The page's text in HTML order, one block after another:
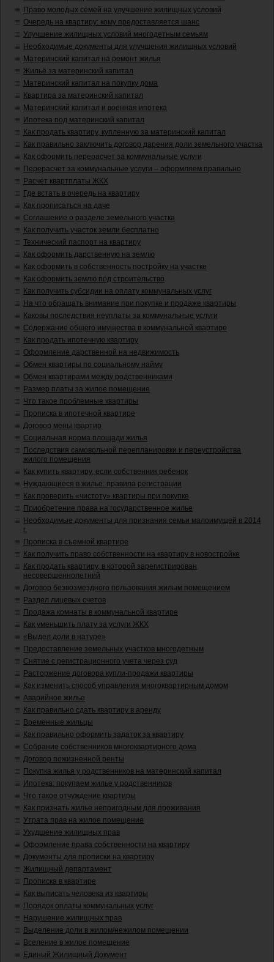
Право молодых семей на улучшение жилищных условий
Очередь на квартиру: кому предоставляется шанс
Улучшение жилищных условий многодетным семьям
Необходимые документы для улучшения жилищных условий
Материнский капитал на ремонт жилья
Жильё за материнский капитал
Материнский капитал на покупку дома
Квартира за материнский капитал
Материнский капитал и военная ипотека
Ипотека под материнский капитал
Как продать квартиру, купленную за материнский капитал
Как правильно заключить договор дарения доли земельного участка
Как оформить перерасчет за коммунальные услуги
Перерасчет за коммунальные услуги – оформляем правильно
Расчет квартплаты ЖКХ
Где встать в очередь на квартиру
Как прописаться на даче
Соглашение о разделе земельного участка
Как получить участок земли бесплатно
Технический паспорт на квартиру
Как оформить дарственную на землю
Как оформить в собственность постройку на участке
Как оформить землю под строительство
Как получить субсидии на оплату коммунальных услуг
На что обращать внимание при покупке и продаже квартиры
Каковы последствия неуплаты за коммунальные услуги
Содержание общего имущества в коммунальной квартире
Как продать ипотечную квартиру
Оформление дарственной на недвижимость
Обмен квартиры по социальному найму
Обмен квартирами между родственниками
Размер платы за жилое помещение
Что такое проблемные квартиры
Прописка в ипотечной квартире
Договор мены квартир
Социальная норма площади жилья
Последствия самовольной перепланировки и переустройства
жилого помещения
Как купить квартиру, если собственник ребенок
Нуждающиеся в жилье: правила регистрации
Как проверить «чистоту» квартиры при покупке
Приобретение права на государственное жилье
Необходимые документы для признания семьи малоимущей в 2014
г.
Прописка в съемной квартире
Как получить право собственности на квартиру в новостройке
Как продать квартиру, в которой зарегистрирован
несовершеннолетний
Договор безвозмездного пользования жилым помещением
Раздел лицевых счетов
Продажа комнаты в коммунальной квартире
Как уменьшить плату за услуги ЖКХ
«Выдел доли в натуре»
Предоставление земельных участков многодетным
Снятие с регистрационного учета через суд
Расторжение договора купли-продажи квартиры
Как изменить способ управления многоквартирным домом
Аварийное жилье
Как правильно сдать квартиру в аренду
Временные жильцы
Как правильно оформить задаток за квартиру
Собрание собственников многоквартирного дома
Договор пожизненной ренты
Покупка жилья у родственников на материнский капитал
Ипотека: покупаем жилье у родственников
Что такое отчуждение квартиры
Как признать жилье непригодным для проживания
Утрата прав на жилое помещение
Ухудшение жилищных прав
Оформление права собственности на квартиру
Документы для прописки на квартиру
Жилищный департамент
Прописка в квартире
Как выписать человека из квартиры
Порядок оплаты коммунальных услуг
Нарушение жилищных прав
Выделение доли в жилом/нежилом помещении
Вселение в жилое помещение
Единый Жилищный Документ